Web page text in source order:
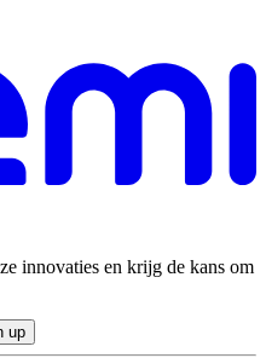
innovaties en krijg de kans om
up